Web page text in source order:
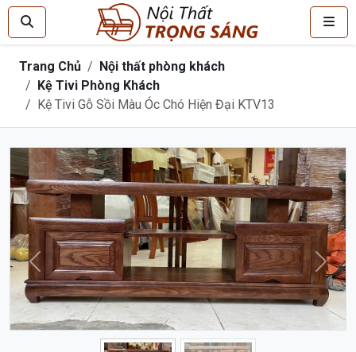
Trang Chủ
Nội thất phòng khách
Kệ Tivi Phòng Khách
Kệ Tivi Gỗ Sồi Màu Óc Chó Hiện Đại KTV13
Trước Sau